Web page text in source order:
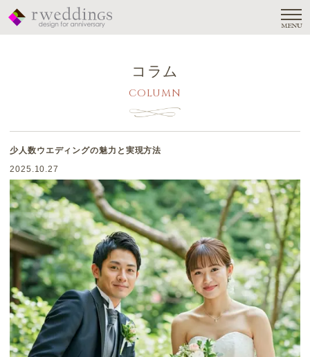
MENU
コラム
COLUMN
少人数ウエディングの魅力と実現方法
2025.10.27